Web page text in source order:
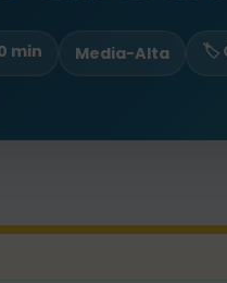
min Media-Alta 🏷️